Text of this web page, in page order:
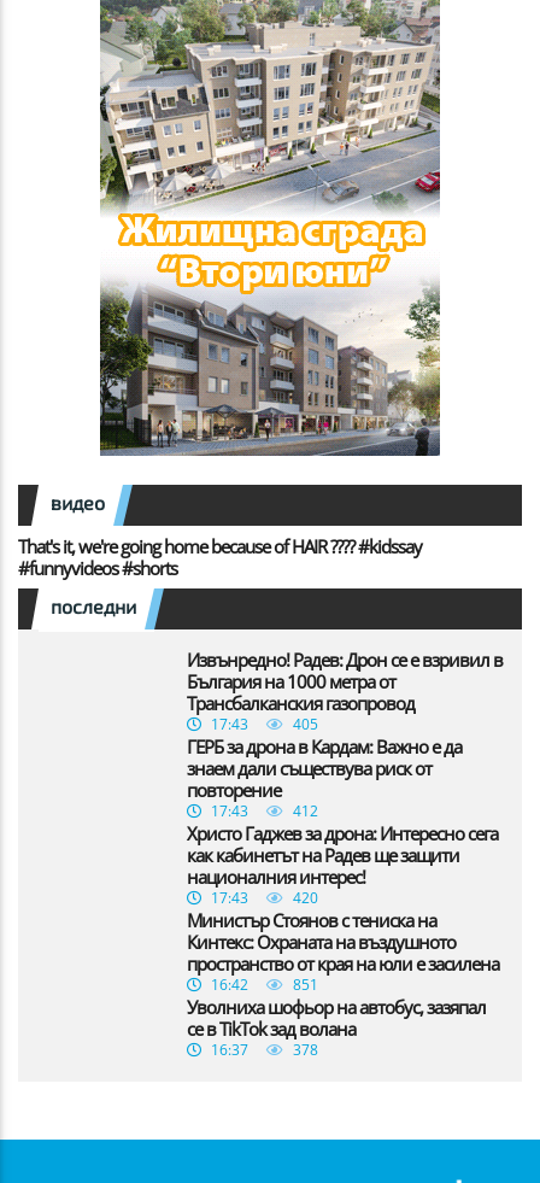
видео
That's it, we're going home because of HAIR ???? #kidssay
#funnyvideos #shorts
последни
Извънредно! Радев: Дрон се е взривил в
България на 1000 метра от
Трансбалканския газопровод
17:43 405
ГЕРБ за дрона в Кардам: Важно е да
знаем дали съществува риск от
повторение
17:43 412
Христо Гаджев за дрона: Интересно сега
как кабинетът на Радев ще защити
националния интерес!
17:43 420
Министър Стоянов с тениска на
Кинтекс: Охраната на въздушното
пространство от края на юли е засилена
16:42 851
Уволниха шофьор на автобус, зазяпал
се в TikTok зад волана
16:37 378